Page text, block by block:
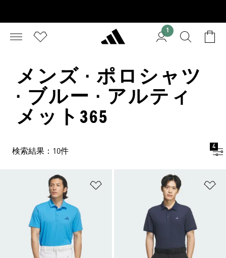
1
メンズ · ポロシャツ
· ブルー · アルティ
メット365
検索結果：10件
4
ほしいものリストに追加